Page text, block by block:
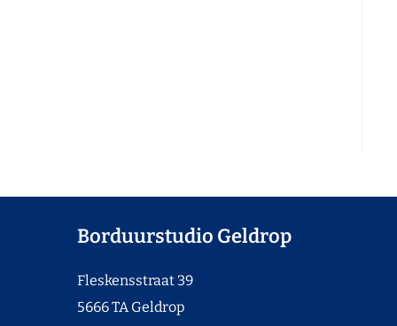
Borduurstudio Geldrop
Fleskensstraat 39
5666 TA Geldrop